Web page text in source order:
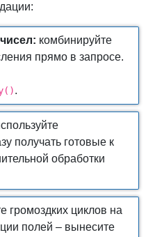
комбинируйте
прямо в запросе.
.
получать готовые к
обработки
громоздких циклов на
полей – вынесите